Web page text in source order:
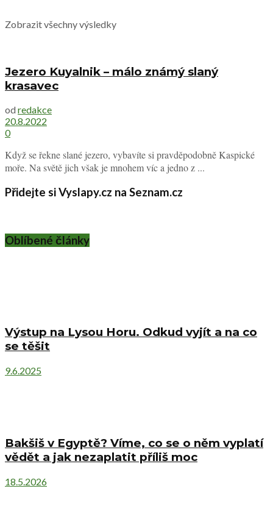
Zobrazit všechny výsledky
Jezero Kuyalnik – málo známý slaný
krasavec
od redakce
20.8.2022
0
Když se řekne slané jezero, vybavíte si pravděpodobně Kaspické
moře. Na světě jich však je mnohem víc a jedno z ...
Přidejte si Vyslapy.cz na Seznam.cz
Oblíbené články
Výstup na Lysou Horu. Odkud vyjít a na co
se těšit
9.6.2025
Bakšiš v Egyptě? Víme, co se o něm vyplatí
vědět a jak nezaplatit příliš moc
18.5.2026